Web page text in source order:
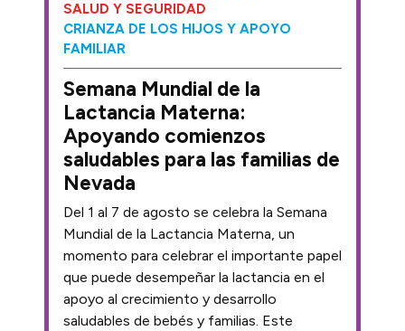
SALUD Y SEGURIDAD
CRIANZA DE LOS HIJOS Y APOYO
FAMILIAR
Semana Mundial de la
Lactancia Materna:
Apoyando comienzos
saludables para las familias de
Nevada
Del 1 al 7 de agosto se celebra la Semana
Mundial de la Lactancia Materna, un
momento para celebrar el importante papel
que puede desempeñar la lactancia en el
apoyo al crecimiento y desarrollo
saludables de bebés y familias. Este